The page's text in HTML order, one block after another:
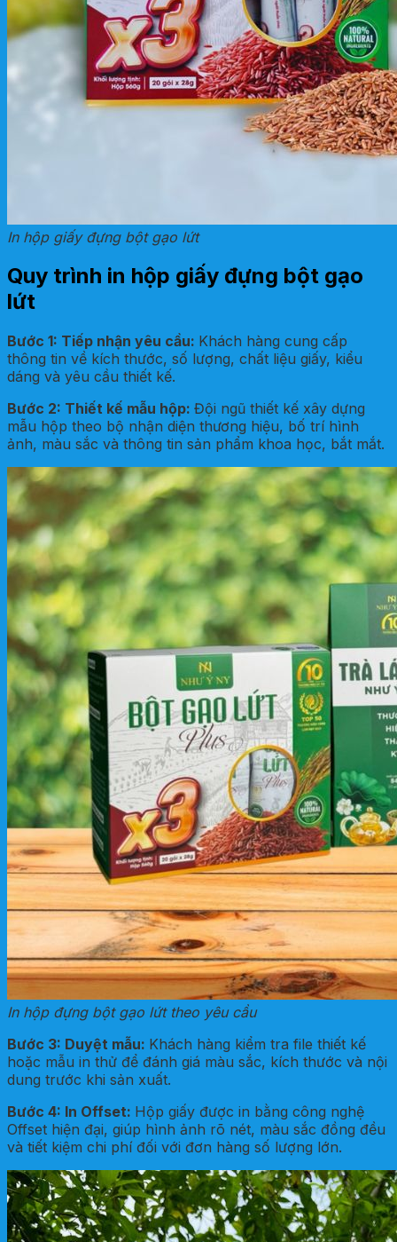
In hộp giấy đựng bột gạo lứt
Quy trình in hộp giấy đựng bột gạo
lứt
Bước 1: Tiếp nhận yêu cầu: Khách hàng cung cấp
thông tin về kích thước, số lượng, chất liệu giấy, kiểu
dáng và yêu cầu thiết kế.
Bước 2: Thiết kế mẫu hộp: Đội ngũ thiết kế xây dựng
mẫu hộp theo bộ nhận diện thương hiệu, bố trí hình
ảnh, màu sắc và thông tin sản phẩm khoa học, bắt mắt.
In hộp đựng bột gạo lứt theo yêu cầu
Bước 3: Duyệt mẫu: Khách hàng kiểm tra file thiết kế
hoặc mẫu in thử để đánh giá màu sắc, kích thước và nội
dung trước khi sản xuất.
Bước 4: In Offset: Hộp giấy được in bằng công nghệ
Offset hiện đại, giúp hình ảnh rõ nét, màu sắc đồng đều
và tiết kiệm chi phí đối với đơn hàng số lượng lớn.